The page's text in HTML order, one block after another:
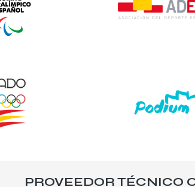
PROVEEDOR TÉCNICO